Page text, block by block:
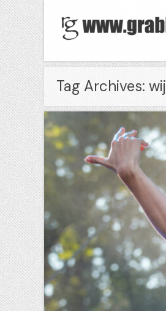
Tag Archives: wij